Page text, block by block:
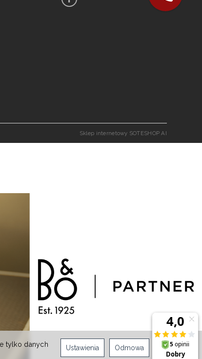
Sklep internetowy SOTESHOP AI
tylko danych
Ustawienia Odmowa Zgoda